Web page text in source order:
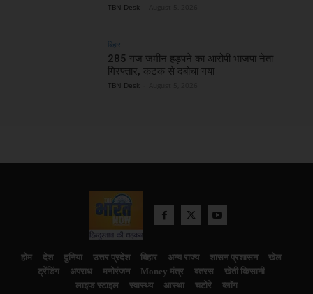
TBN Desk
बिहार
285 गज जमीन हड़पने का आरोपी भाजपा नेता
गिरफ्तार, कटक से दबोचा गया
TBN Desk
होम देश दुनिया उत्तर प्रदेश बिहार अन्य राज्य शासन प्रशासन
खेल
ट्रेंडिंग
अपराध मनोरंजन Money मंत्र बतरस
खेती किसानी
लाइफ स्टाइल
स्वास्थ्य आस्था चटोरे ब्लॉग